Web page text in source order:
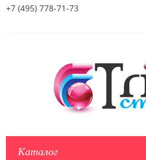
+7 (495) 778-71-73
Каталог